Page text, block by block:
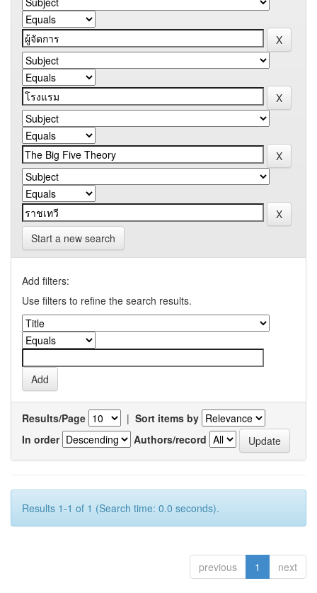
Start a new search
Add filters:
Use filters to refine the search results.
Results/Page | Sort items by
In order
Authors/record
Results 1-1 of 1 (Search time: 0.0 seconds).
previous 1 next